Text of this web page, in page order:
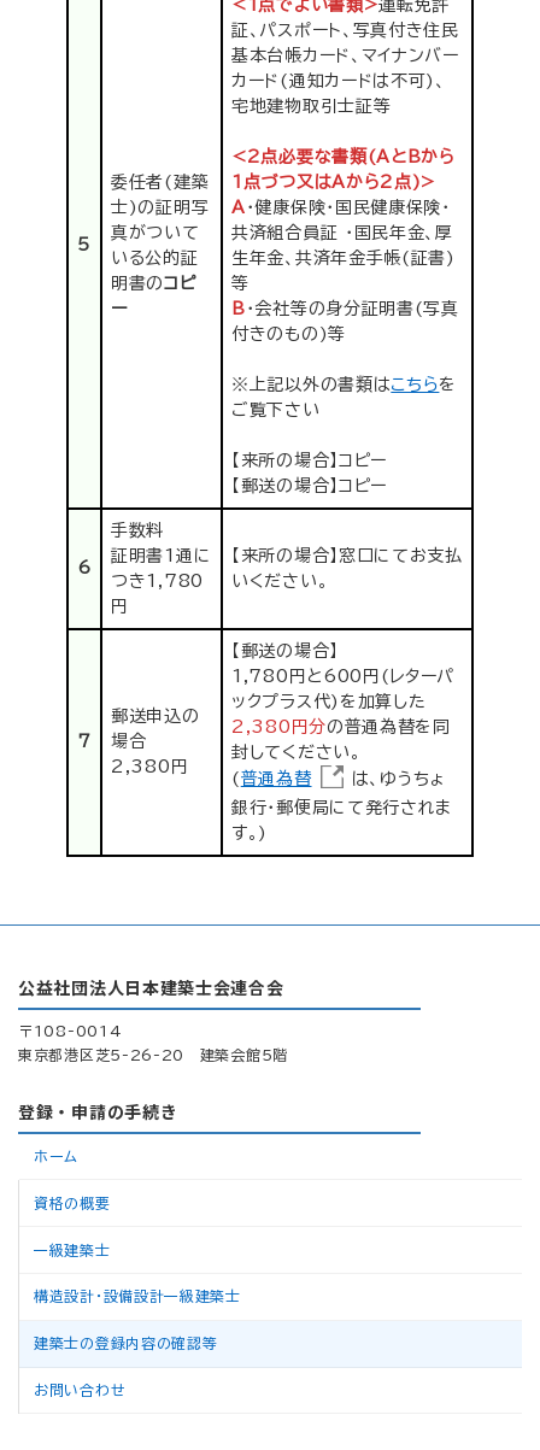
5
委任者(建築
士)の証明写
真がついて
いる公的証
明書のコピ
ー
<1点でよい書類>運転免許
証、パスポート、写真付き住民
基本台帳カード、マイナンバー
カード(通知カードは不可)、
宅地建物取引士証等
<2点必要な書類(AとBから
1点づつ又はAから2点)>
A ・健康保険・国民健康保険・
共済組合員証 ・国民年金、厚
生年金、共済年金手帳(証書)
等
B ・会社等の身分証明書(写真
付きのもの)等
※上記以外の書類はこちらを
ご覧下さい
【来所の場合】コピー
【郵送の場合】コピー
6
手数料
証明書1通に
つき1,780
円
【来所の場合】窓口にてお支払
いください。
7
郵送申込の
場合
2,380円
【郵送の場合】
1,780円と600円(レターパ
ックプラス代)を加算した
2,380円分の普通為替を同
封してください。
( 普通為替
は、ゆうちょ
銀行・郵便局にて発行されま
す。)
公益社団法人日本建築士会連合会
〒108-0014
東京都港区芝5-26-20 建築会館5階
登録・申請の手続き
ホーム
資格の概要
一級建築士
構造設計・設備設計一級建築士
建築士の登録内容の確認等
お問い合わせ